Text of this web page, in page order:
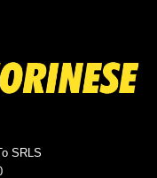
SRLS